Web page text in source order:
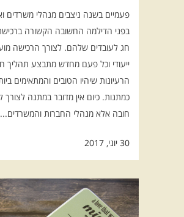
פעמיים בשנה ניצבים מנהלי משרדים
בפני הדילמה החשובה הקשורה
חג לעובדים שלהם. לצורך הרכישה
ייעודי וכל פעם מחדש מתבצע תהליך
הרעיונות שיהיו הטובים והמתאימים
כמתנות. כיום אין מדובר במתנה לצורך
חובה אלא מנהלי החברות והמשרדים...
30 יוני, 2017